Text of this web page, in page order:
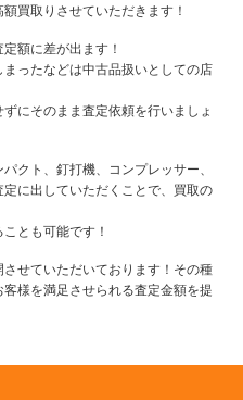
買取りさせていただきます！
額に差が出ます！
ったなどは中古品扱いとしての店
にそのまま査定依頼を行いましょ
クト、釘打機、コンプレッサー、
に出していただくことで、買取の
とも可能です！
せていただいております！その種
様を満足させられる査定金額を提